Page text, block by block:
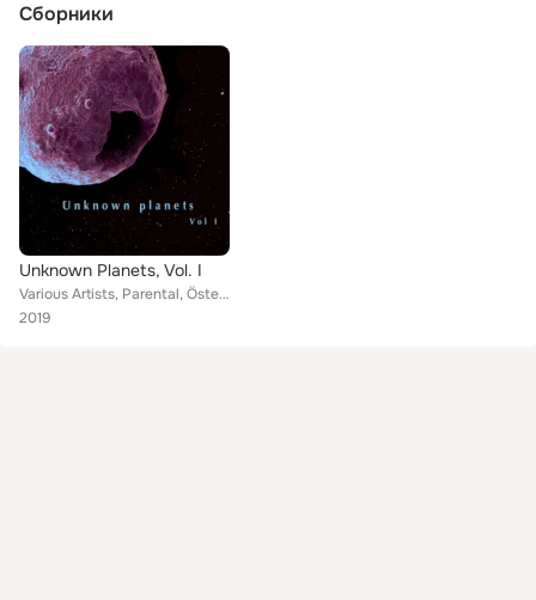
Сборники
Unknown Planets, Vol. I
Various Artists, Parental, Öster, Farragol, Dominik Frölich, Purrple Cat, Capitaine Hadoken, Jesus Stubby Crise, Dipiz Broc, The...
2019